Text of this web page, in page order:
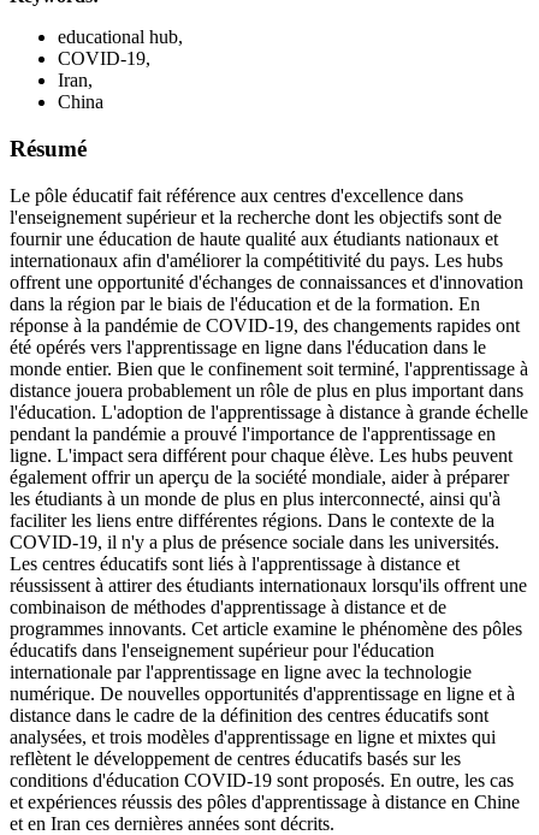
educational hub,
COVID-19,
Iran,
China
Résumé
Le pôle éducatif fait référence aux centres d'excellence dans
l'enseignement supérieur et la recherche dont les objectifs sont de
fournir une éducation de haute qualité aux étudiants nationaux et
internationaux afin d'améliorer la compétitivité du pays. Les hubs
offrent une opportunité d'échanges de connaissances et d'innovation
dans la région par le biais de l'éducation et de la formation. En
réponse à la pandémie de COVID-19, des changements rapides ont
été opérés vers l'apprentissage en ligne dans l'éducation dans le
monde entier. Bien que le confinement soit terminé, l'apprentissage à
distance jouera probablement un rôle de plus en plus important dans
l'éducation. L'adoption de l'apprentissage à distance à grande échelle
pendant la pandémie a prouvé l'importance de l'apprentissage en
ligne. L'impact sera différent pour chaque élève. Les hubs peuvent
également offrir un aperçu de la société mondiale, aider à préparer
les étudiants à un monde de plus en plus interconnecté, ainsi qu'à
faciliter les liens entre différentes régions. Dans le contexte de la
COVID-19, il n'y a plus de présence sociale dans les universités.
Les centres éducatifs sont liés à l'apprentissage à distance et
réussissent à attirer des étudiants internationaux lorsqu'ils offrent une
combinaison de méthodes d'apprentissage à distance et de
programmes innovants. Cet article examine le phénomène des pôles
éducatifs dans l'enseignement supérieur pour l'éducation
internationale par l'apprentissage en ligne avec la technologie
numérique. De nouvelles opportunités d'apprentissage en ligne et à
distance dans le cadre de la définition des centres éducatifs sont
analysées, et trois modèles d'apprentissage en ligne et mixtes qui
reflètent le développement de centres éducatifs basés sur les
conditions d'éducation COVID-19 sont proposés. En outre, les cas
et expériences réussis des pôles d'apprentissage à distance en Chine
et en Iran ces dernières années sont décrits.